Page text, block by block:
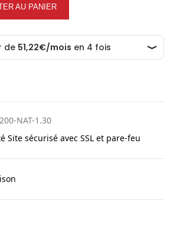
AU PANIER
NAT-1.30
Site sécurisé avec SSL et pare-feu